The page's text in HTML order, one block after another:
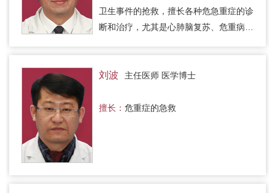
卫生事件的抢救，擅长各种危急重症的诊
断和治疗，尤其是心肺脑复苏、危重病人
刘波 主任医师 医学博士
擅长： 危重症的急救